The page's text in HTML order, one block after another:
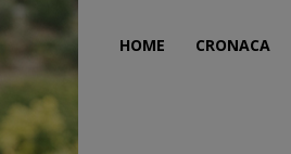
HOME CRONACA